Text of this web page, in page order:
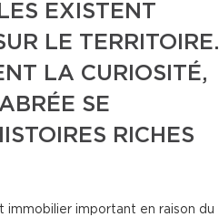
EXISTENT
LE TERRITOIRE.
LA CURIOSITÉ,
SE
RICHES
immobilier important en raison du